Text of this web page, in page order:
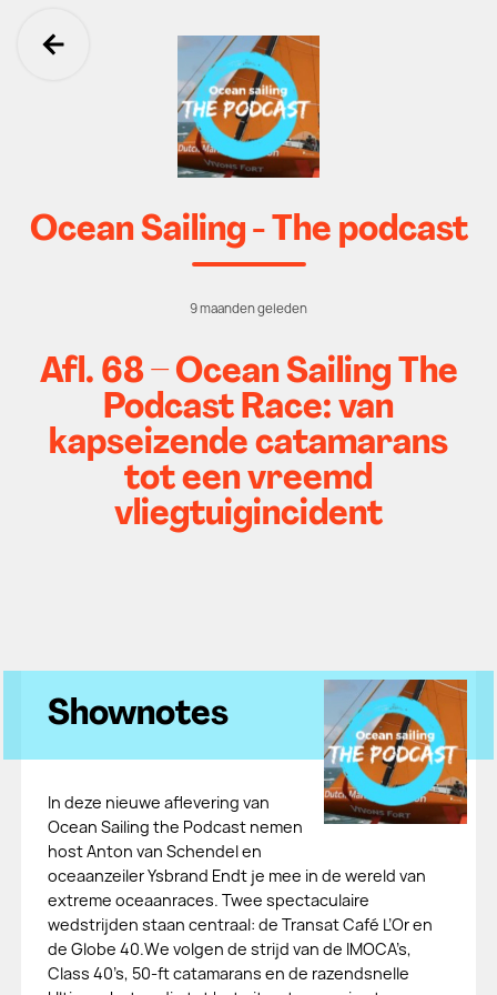
Ga terug
Ocean Sailing - The podcast
9 maanden geleden
Afl. 68 – Ocean Sailing The
Podcast Race: van
kapseizende catamarans
tot een vreemd
vliegtuigincident
Shownotes
In deze nieuwe aflevering van
Ocean Sailing the Podcast nemen
host Anton van Schendel en
oceaanzeiler Ysbrand Endt je mee in de wereld van
extreme oceaanraces. Twee spectaculaire
wedstrijden staan centraal: de Transat Café L’Or en
de Globe 40.We volgen de strijd van de IMOCA’s,
Class 40’s, 50-ft catamarans en de razendsnelle